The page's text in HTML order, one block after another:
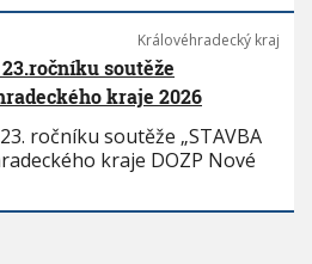
Královéhradecký kraj
soutěže
kraje 2026
ročníku soutěže „STAVBA
kraje DOZP Nové